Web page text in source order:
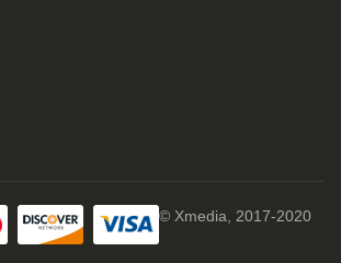
© Xmedia, 2017-2020